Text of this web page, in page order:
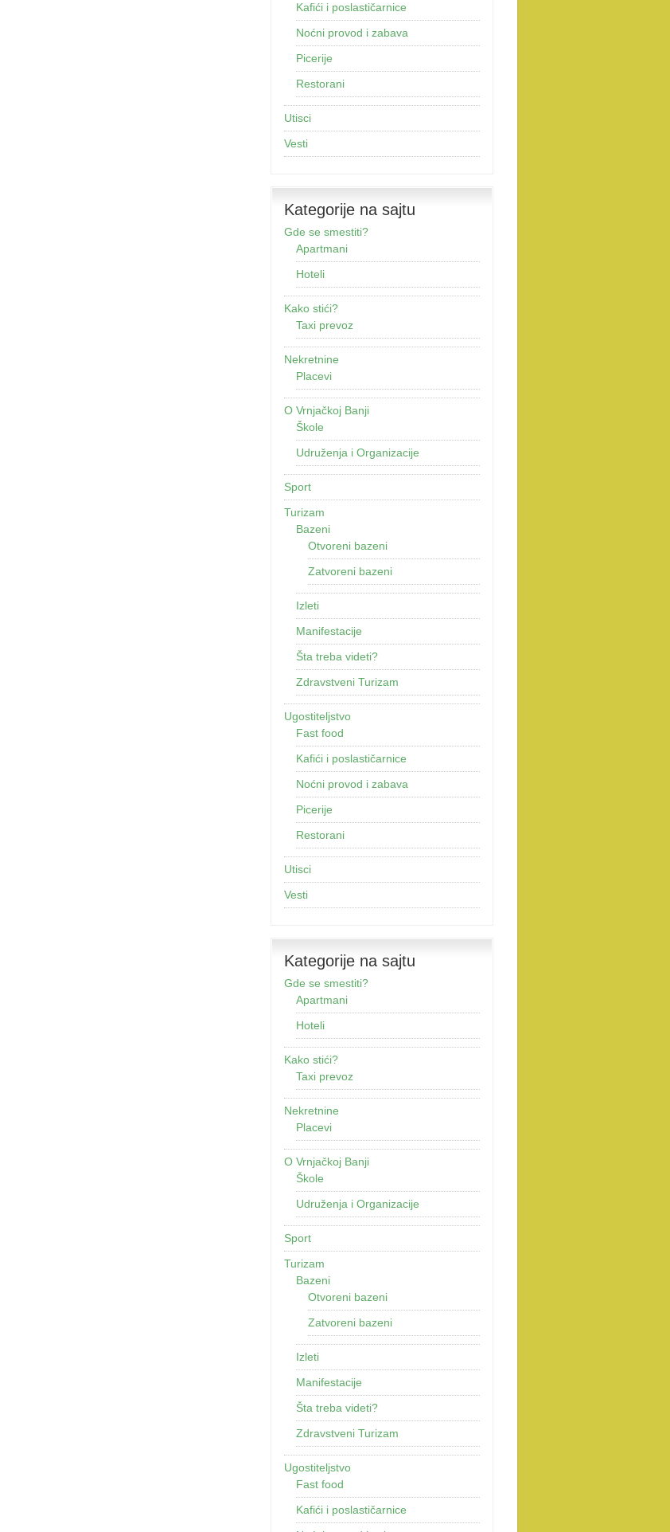
Kafići i poslastičarnice
Noćni provod i zabava
Picerije
Restorani
Utisci
Vesti
Kategorije na sajtu
Gde se smestiti?
Apartmani
Hoteli
Kako stići?
Taxi prevoz
Nekretnine
Placevi
O Vrnjačkoj Banji
Škole
Udruženja i Organizacije
Sport
Turizam
Bazeni
Otvoreni bazeni
Zatvoreni bazeni
Izleti
Manifestacije
Šta treba videti?
Zdravstveni Turizam
Ugostiteljstvo
Fast food
Kafići i poslastičarnice
Noćni provod i zabava
Picerije
Restorani
Utisci
Vesti
Kategorije na sajtu
Gde se smestiti?
Apartmani
Hoteli
Kako stići?
Taxi prevoz
Nekretnine
Placevi
O Vrnjačkoj Banji
Škole
Udruženja i Organizacije
Sport
Turizam
Bazeni
Otvoreni bazeni
Zatvoreni bazeni
Izleti
Manifestacije
Šta treba videti?
Zdravstveni Turizam
Ugostiteljstvo
Fast food
Kafići i poslastičarnice